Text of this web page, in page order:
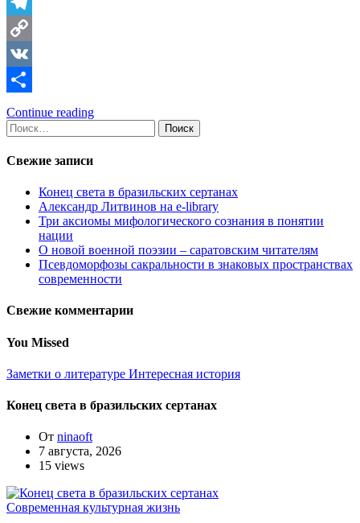
Telegram
Copy
Link
VK
Отправить
Continue reading
Найти:
Свежие записи
Конец света в бразильских сертанах
Александр Литвинов на e-library
Три аксиомы мифологического сознания в понятии
нации
О новой военной поэзии – саратовским читателям
Псевдоморфозы сакральности в знаковых пространствах
современности
Свежие комментарии
You Missed
Заметки о литературе Интересная история
Конец света в бразильских сертанах
От ninaoft
7 августа, 2026
15 views
Современная культурная жизнь